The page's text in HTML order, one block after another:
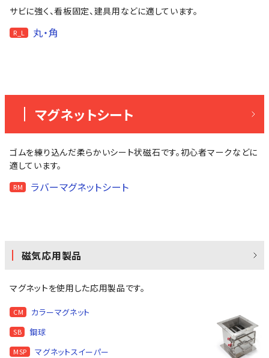
サビに強く、看板固定、建具用などに適しています。
R_L 丸・角
マグネットシート
ゴムを練り込んだ柔らかいシート状磁石です。初心者マークなどに
適しています。
RM ラバーマグネットシート
磁気応用製品
マグネットを使用した応用製品です。
CM カラーマグネット
SB 鋼球
MSP マグネットスイーパー